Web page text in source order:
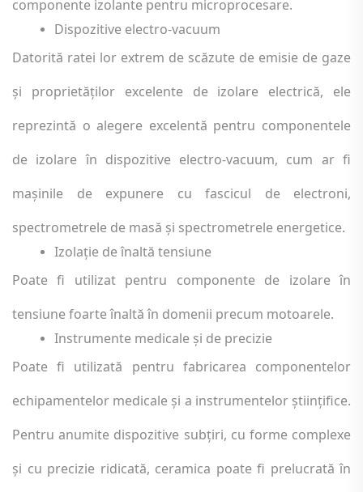
componente izolante pentru microprocesare.
Dispozitive electro-vacuum
Datorită ratei lor extrem de scăzute de emisie de gaze
și proprietăților excelente de izolare electrică, ele
reprezintă o alegere excelentă pentru componentele
de izolare în dispozitive electro-vacuum, cum ar fi
mașinile de expunere cu fascicul de electroni,
spectrometrele de masă și spectrometrele energetice.
Izolație de înaltă tensiune
Poate fi utilizat pentru componente de izolare în
tensiune foarte înaltă în domenii precum motoarele.
Instrumente medicale și de precizie
Poate fi utilizată pentru fabricarea componentelor
echipamentelor medicale și a instrumentelor științifice.
Pentru anumite dispozitive subțiri, cu forme complexe
și cu precizie ridicată, ceramica poate fi prelucrată în